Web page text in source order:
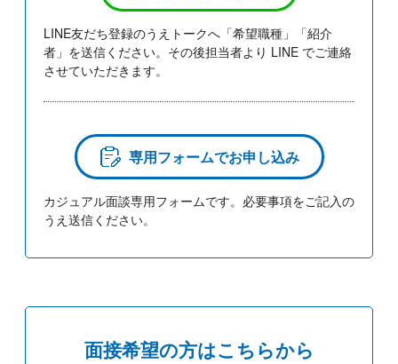
LINE友だち登録のうえトークへ「希望職種」「紹介
者」を送信ください。その後担当者より LINE でご連絡
させていただきます。
専用フォームでお申し込み
カジュアル面談専用フォームです。必要事項をご記入の
うえ送信ください。
面接希望の方はこちらから